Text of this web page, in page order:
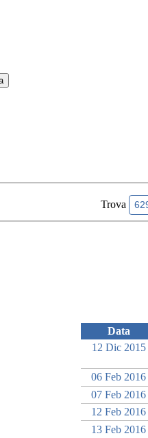
Trova
Data
12 Dic 2015
06 Feb 2016
07 Feb 2016
12 Feb 2016
13 Feb 2016